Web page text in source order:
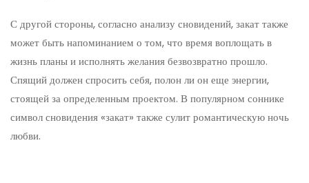
С другой стороны, согласно анализу сновидений, закат также
может быть напоминанием о том, что время воплощать в
жизнь планы и исполнять желания безвозвратно прошло.
Спящий должен спросить себя, полон ли он еще энергии,
стоящей за определенным проектом. В популярном соннике
символ сновидения «закат» также сулит романтическую ночь
любви.